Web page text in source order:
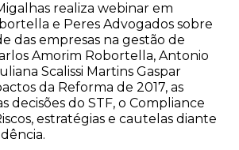
realiza webinar em
e Peres Advogados sobre
das empresas na gestão de
Amorim Robortella, Antonio
Scalissi Martins Gaspar
da Reforma de 2017, as
decisões do STF, o Compliance
estratégias e cautelas diante